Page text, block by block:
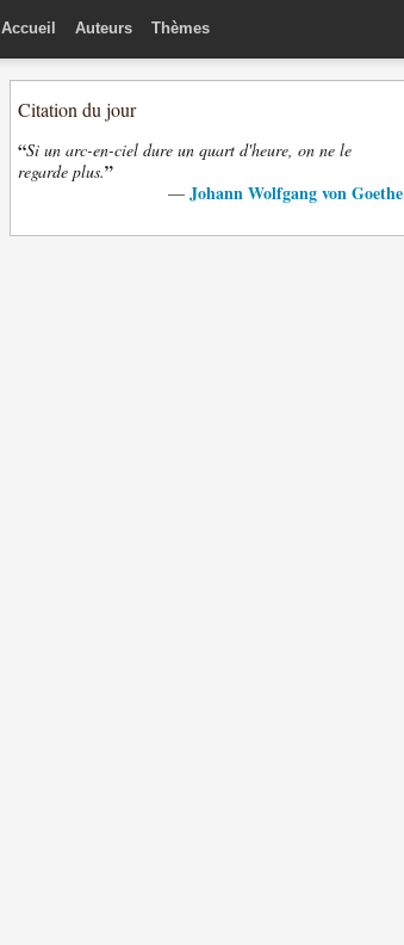
Accueil Auteurs Thèmes
Citation du jour
“Si un arc-en-ciel dure un quart d'heure, on ne le
regarde plus.”
— Johann Wolfgang von Goethe